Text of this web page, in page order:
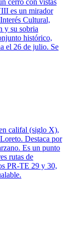
cerro con vistas
es un mirador
Cultural,
y su sobria
histórico,
el 26 de julio. Se
califal (siglo X),
Destaca por
Es un punto
rutas de
PR-TE 29 y 30,